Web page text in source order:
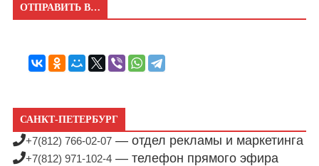
ОТПРАВИТЬ В…
САНКТ-ПЕТЕРБУРГ
+7(812) 766-02-07 — отдел рекламы и маркетинга
+7(812) 971-102-4 — телефон прямого эфира